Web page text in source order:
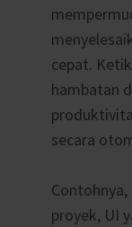
cepat.
hambatan
secara
proyek, UI